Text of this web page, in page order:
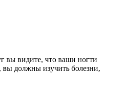
вы видите, что ваши ногти
должны изучить болезни,